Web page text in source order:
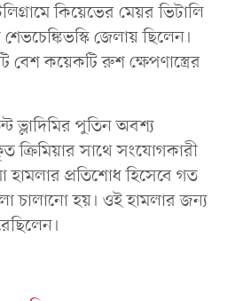
কিয়েভের মেয়র ভিটালি
জেলায় ছিলেন।
বেশ কয়েকটি রুশ ক্ষেপণাস্ত্রের
ভ্লাদিমির পুতিন অবশ্য
ক্রিমিয়ার সাথে সংযোগকারী
হামলার প্রতিশোধ হিসেবে গত
চালানো হয়। ওই হামলার জন্য